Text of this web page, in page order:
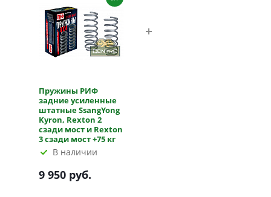
Пружины РИФ
задние усиленные
штатные SsangYong
Kyron, Rexton 2
сзади мост и Rexton
3 сзади мост +75 кг
В наличии
9 950 руб.